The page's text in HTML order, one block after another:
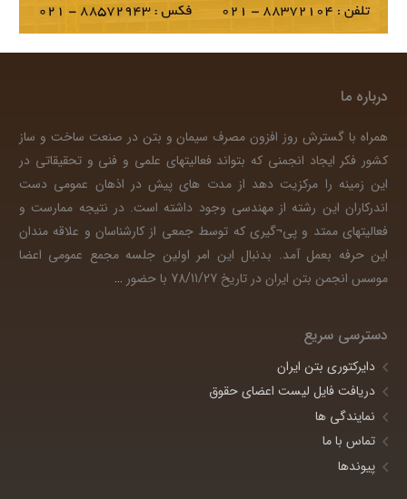
درباره ما
همراه با گسترش روز افزون مصرف سیمان و بتن در صنعت ساخت و ساز
کشور فکر ایجاد انجمنی که بتواند فعالیتهای علمی و فنی و تحقیقاتی در
این زمینه را مرکزیت دهد از مدت های پیش در اذهان عمومی دست
اندرکاران این رشته از مهندسی وجود داشته است. در نتیجه ممارست و
فعالیتهای ممتد و پی¬گیری که توسط جمعی از کارشناسان و علاقه مندان
این حرفه بعمل آمد. بدنبال این امر اولین جلسه مجمع عمومی اعضا
موسس انجمن بتن ایران در تاریخ 78/11/27 با حضور
…
دسترسی سریع
دایرکتوری بتن ایران
دریافت فایل لیست اعضای حقوق
نمایندگی ها
تماس با ما
پیوندها